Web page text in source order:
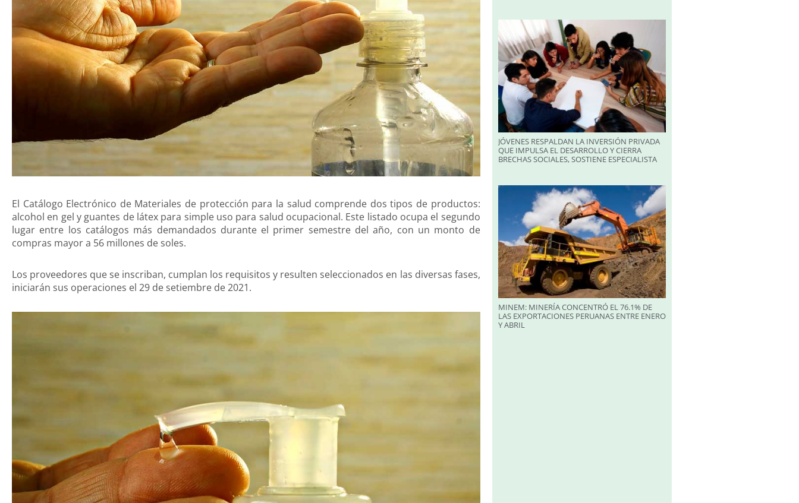
El Catálogo Electrónico de Materiales de protección para la salud comprende dos tipos de productos:
alcohol en gel y guantes de látex para simple uso para salud ocupacional. Este listado ocupa el segundo
lugar entre los catálogos más demandados durante el primer semestre del año, con un monto de
compras mayor a 56 millones de soles.
Los proveedores que se inscriban, cumplan los requisitos y resulten seleccionados en las diversas fases,
iniciarán sus operaciones el 29 de setiembre de 2021.
JÓVENES RESPALDAN LA INVERSIÓN PRIVADA
QUE IMPULSA EL DESARROLLO Y CIERRA
BRECHAS SOCIALES, SOSTIENE ESPECIALISTA
MINEM: MINERÍA CONCENTRÓ EL 76.1% DE
LAS EXPORTACIONES PERUANAS ENTRE ENERO
Y ABRIL